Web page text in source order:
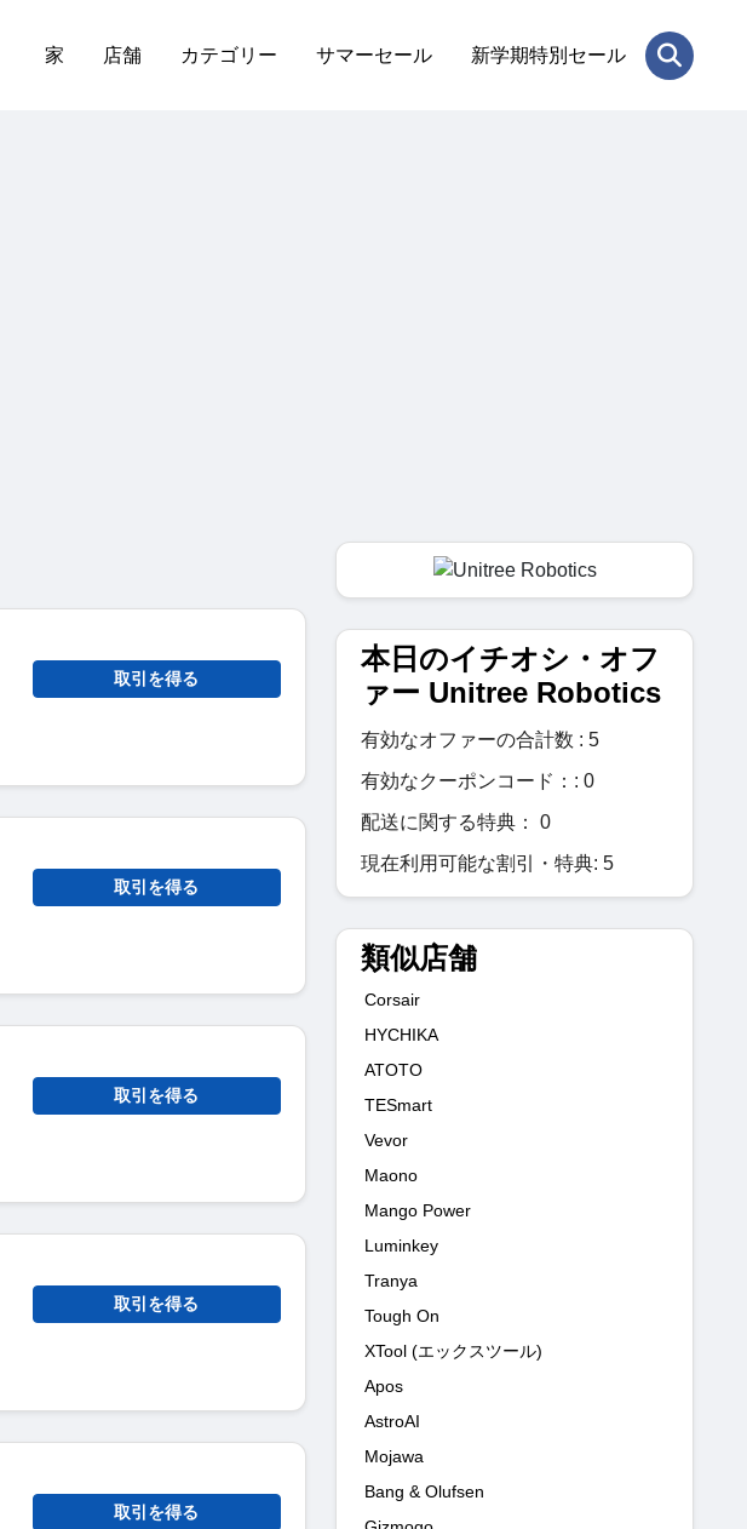
家 店舗 カテゴリー サマーセール 新学期特別セール
取引を得る
取引を得る
取引を得る
取引を得る
取引を得る
本日のイチオシ・オフ
ァー Unitree Robotics
有効なオファーの合計数 : 5
有効なクーポンコード：: 0
配送に関する特典： 0
現在利用可能な割引・特典: 5
類似店舗
Corsair
HYCHIKA
ATOTO
TESmart
Vevor
Maono
Mango Power
Luminkey
Tranya
Tough On
XTool (エックスツール)
Apos
AstroAI
Mojawa
Bang & Olufsen